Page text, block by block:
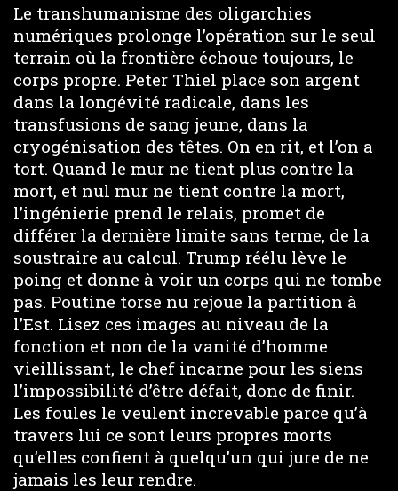
Le transhumanisme des oligarchies
numériques prolonge l’opération sur le seul
terrain où la frontière échoue toujours, le
corps propre. Peter Thiel place son argent
dans la longévité radicale, dans les
transfusions de sang jeune, dans la
cryogénisation des têtes. On en rit, et l’on a
tort. Quand le mur ne tient plus contre la
mort, et nul mur ne tient contre la mort,
l’ingénierie prend le relais, promet de
différer la dernière limite sans terme, de la
soustraire au calcul. Trump réélu lève le
poing et donne à voir un corps qui ne tombe
pas. Poutine torse nu rejoue la partition à
l’Est. Lisez ces images au niveau de la
fonction et non de la vanité d’homme
vieillissant, le chef incarne pour les siens
l’impossibilité d’être défait, donc de finir.
Les foules le veulent increvable parce qu’à
travers lui ce sont leurs propres morts
qu’elles confient à quelqu’un qui jure de ne
jamais les leur rendre.